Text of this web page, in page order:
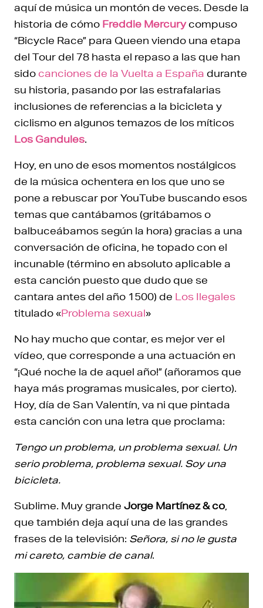
aquí de música un montón de veces. Desde la
historia de cómo Freddie Mercurycompuso
“Bicycle Race” para Queen viendo una etapa
del Tour del 78 hasta el repaso a las que han
sido canciones de la Vuelta a España durante
su historia, pasando por las estrafalarias
inclusiones de referencias a la bicicleta y
ciclismo en algunos temazos de los míticos
Los Gandules.
Hoy, en uno de esos momentos nostálgicos
de la música ochentera en los que uno se
pone a rebuscar por YouTube buscando esos
temas que cantábamos (gritábamos o
balbuceábamos según la hora) gracias a una
conversación de oficina, he topado con el
incunable (término en absoluto aplicable a
esta canción puesto que dudo que se
cantara antes del año 1500) de Los Ilegales
titulado «Problema sexual»
No hay mucho que contar, es mejor ver el
vídeo, que corresponde a una actuación en
“¡Qué noche la de aquel año!” (añoramos que
haya más programas musicales, por cierto).
Hoy, día de San Valentín, va ni que pintada
esta canción con una letra que proclama:
Tengo un problema, un problema sexual. Un
serio problema, problema sexual. Soy una
bicicleta.
Sublime. Muy grande Jorge Martínez & co,
que también deja aquí una de las grandes
frases de la televisión: Señora, si no le gusta
mi careto, cambie de canal.